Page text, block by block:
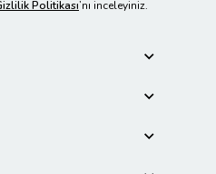
Politikası’nı inceleyiniz.